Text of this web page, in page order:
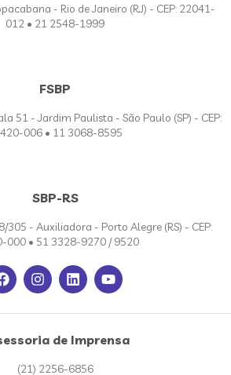
- Rio de Janeiro (RJ) - CEP: 22041-
012 • 21 2548-1999
FSBP
51 - Jardim Paulista - São Paulo (SP) - CEP:
006 • 11 3068-8595
SBP-RS
305 - Auxiliadora - Porto Alegre (RS) - CEP:
000 • 51 3328-9270 / 9520
de Imprensa
(21) 2256-6856